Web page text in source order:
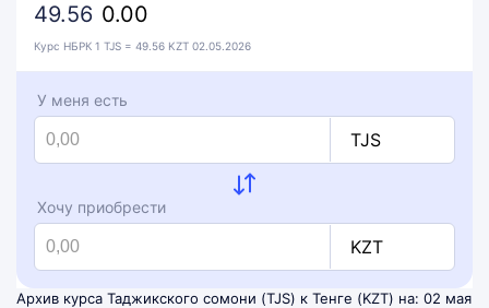
49.56 0.00
Курс НБРК 1 TJS = 49.56 KZT 02.05.2026
У меня есть
TJS
Хочу приобрести
KZT
Архив курса Таджикского сомони (TJS) к Тенге (KZT) на: 02 мая